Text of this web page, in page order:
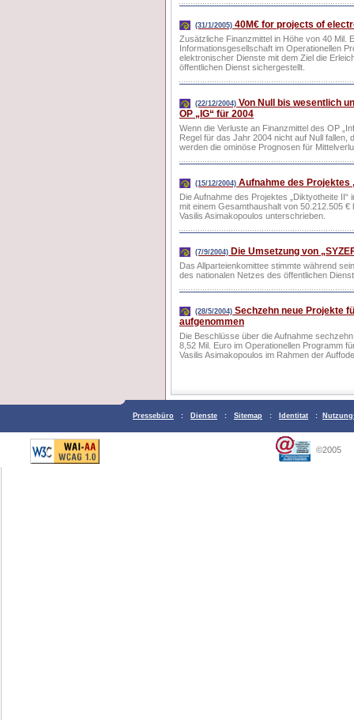
(31/1/2005) 40M€ for projects of
Zusätzliche Finanzmittel in Höhe von 40 Mil.
Informationsgesellschaft im Operationellen
elektronischer Dienste mit dem Ziel die
öffentlichen Dienst sichergestellt.
(22/12/2004) Von Null bis wesentlich
OP „IG“ für 2004
Wenn die Verluste an Finanzmittel des OP
Regel für das Jahr 2004 nicht auf Null fallen,
werden die ominöse Prognosen für
(15/12/2004) Aufnahme des Projektes
Die Aufnahme des Projektes „Diktyotheite
mit einem Gesamthaushalt von 50.212.505
Vasilis Asimakopoulos unterschrieben.
(7/9/2004) Die Umsetzung von
Das Allparteienkomittee stimmte während
des nationalen Netzes des öffentlichen
(28/5/2004) Sechzehn neue Projekte
aufgenommen
Die Beschlüsse über die Aufnahme
8,52 Mil. Euro im Operationellen Programm
Vasilis Asimakopoulos im Rahmen der
Pressebüro : Dienste : Sitemap : Identitat :
©2005